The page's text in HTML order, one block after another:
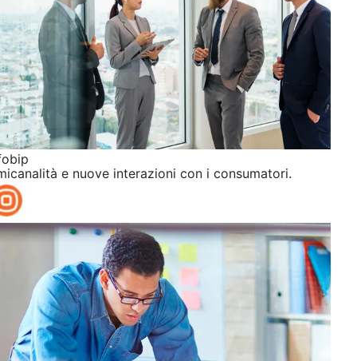
e nuove interazioni con i consumatori.